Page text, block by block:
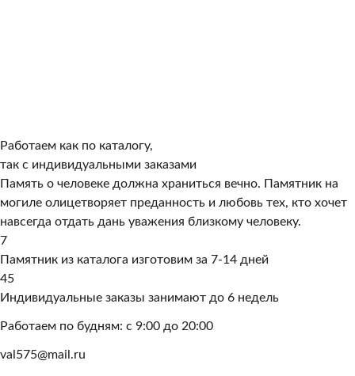
Работаем как по каталогу,
так с индивидуальными заказами
Память о человеке должна храниться вечно. Памятник на
могиле олицетворяет преданность и любовь тех, кто хочет
навсегда отдать дань уважения близкому человеку.
7
Памятник из каталога изготовим за 7-14 дней
45
Индивидуальные заказы занимают до 6 недель
Работаем по будням: с 9:00 до 20:00
val575@mail.ru